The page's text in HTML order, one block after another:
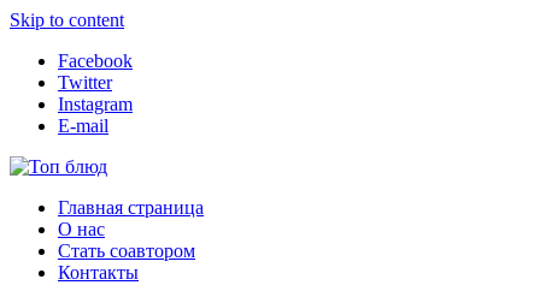
Skip to content
Facebook
Twitter
Instagram
E-mail
Топ блюд
Рецепты со всего мира
Главная страница
О нас
Стать соавтором
Контакты